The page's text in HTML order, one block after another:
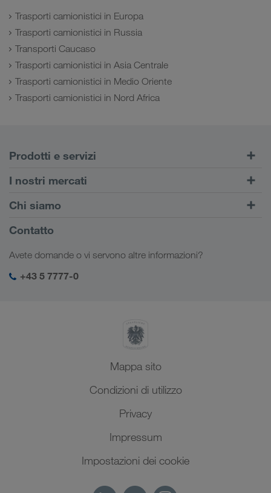
Trasporti camionistici in Europa
Trasporti camionistici in Russia
Transporti Caucaso
Trasporti camionistici in Asia Centrale
Trasporti camionistici in Medio Oriente
Trasporti camionistici in Nord Africa
Prodotti e servizi
Trasporti su strada
Portale Clienti CONNECT
Soluzioni digitali
I nostri mercati
Europa
Caucaso
Asia Centrale
Medio Oriente
Chi siamo
Informazioni sulla società
Responsabilità sociale
SHEQ-Management
Contatto
Avete domande o vi servono altre informazioni?
+43 5 7777-0
Mappa sito
Condizioni di utilizzo
Privacy
Impressum
Impostazioni dei cookie